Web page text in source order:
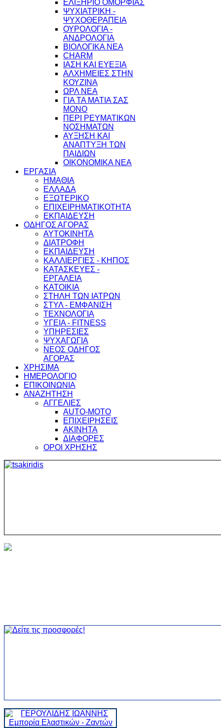
ΕΛΙΞΗΡΙΟ ΟΜΟΡΦΙΑΣ
ΨΥΧΙΑΤΡΙΚΗ -
ΨΥΧΟΘΕΡΑΠΕΙΑ
ΟΥΡΟΛΟΓΙΑ -
ΑΝΔΡΟΛΟΓΙΑ
ΒΙΟΛΟΓΙΚΑ ΝΕΑ
CHARM
ΙΑΣΗ ΚΑΙ ΕΥΕΞΙΑ
ΑΛΧΗΜΕΙΕΣ ΣΤΗΝ
ΚΟΥΖΙΝΑ
ΩΡΛ ΝEA
ΓΙΑ ΤΑ ΜΑΤΙΑ ΣΑΣ
ΜΟΝΟ
ΠΕΡΙ ΡΕΥΜΑΤΙΚΩΝ
ΝΟΣΗΜΑΤΩΝ
ΑΥΞΗΣΗ ΚΑΙ
ΑΝΑΠΤΥΞΗ ΤΩΝ
ΠΑΙΔΙΩΝ
ΟΙΚΟΝΟΜΙΚΑ ΝΕΑ
ΕΡΓΑΣΙΑ
ΗΜΑΘΙΑ
ΕΛΛΑΔΑ
ΕΞΩΤΕΡΙΚΟ
ΕΠΙΧΕΙΡΗΜΑΤΙΚΟΤΗΤΑ
ΕΚΠΑΙΔΕΥΣΗ
ΟΔΗΓΟΣ ΑΓΟΡΑΣ
ΑΥΤΟΚΙΝΗΤΑ
ΔΙΑΤΡΟΦΗ
ΕΚΠΑΙΔΕΥΣΗ
ΚΑΛΛΙΕΡΓΙΕΣ - ΚΗΠΟΣ
ΚΑΤΑΣΚΕΥΕΣ -
ΕΡΓΑΛΕΙΑ
ΚΑΤΟΙΚΙΑ
ΣΤΗΛΗ ΤΩΝ ΙΑΤΡΩΝ
ΣΤΥΛ - ΕΜΦΑΝΙΣΗ
ΤΕΧΝΟΛΟΓΙΑ
ΥΓΕΙΑ - FITNESS
ΥΠΗΡΕΣΙΕΣ
ΨΥΧΑΓΩΓΙΑ
ΝΕΟΣ ΟΔΗΓΟΣ
ΑΓΟΡΑΣ
ΧΡΗΣΙΜΑ
ΗΜΕΡΟΛΟΓΙΟ
ΕΠΙΚΟΙΝΩΝΙΑ
ΑΝΑΖΗΤΗΣΗ
ΑΓΓΕΛΙΕΣ
AUTO-MOTO
ΕΠΙΧΕΙΡΗΣΕΙΣ
ΑΚΙΝΗΤΑ
ΔΙΑΦΟΡΕΣ
ΟΡΟΙ ΧΡΗΣΗΣ